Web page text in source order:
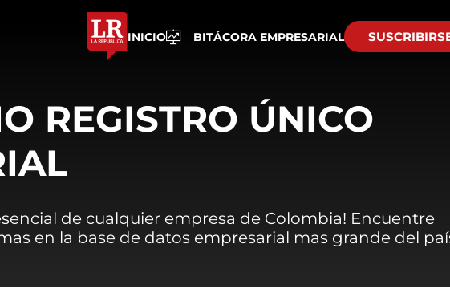
INICIO BITÁCORA EMPRESARIAL
REGISTRO ÚNICO
de cualquier empresa de Colombia! Encuentre
en la base de datos empresarial mas grande del